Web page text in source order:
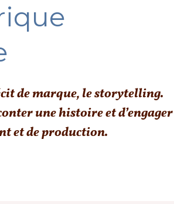
de marque, le storytelling.
une histoire et d’engager
et de production.